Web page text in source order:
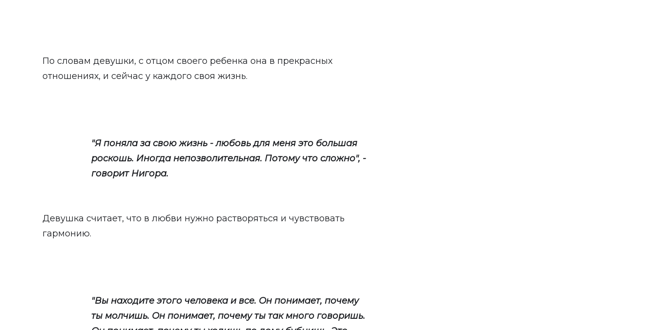
По словам девушки, с отцом своего ребенка она в прекрасных
отношениях, и сейчас у каждого своя жизнь.
"Я поняла за свою жизнь - любовь для меня это большая
роскошь. Иногда непозволительная. Потому что сложно", -
говорит Нигора.
Девушка считает, что в любви нужно растворяться и чувствовать
гармонию.
"Вы находите этого человека и все. Он понимает, почему
ты молчишь. Он понимает, почему ты так много говоришь.